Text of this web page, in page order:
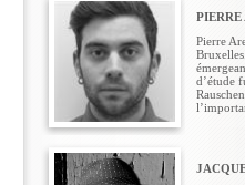
PIERRE
Pierre
d’étude